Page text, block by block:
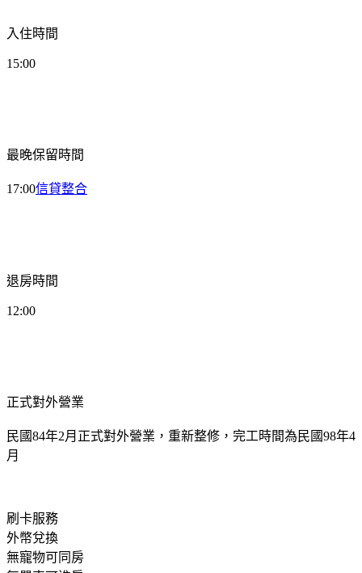
入住時間
15:00
最晚保留時間
17:00信貸整合
退房時間
12:00
正式對外營業
民國84年2月正式對外營業，重新整修，完工時間為民國98年4
月
刷卡服務
外幣兌換
無寵物可同房